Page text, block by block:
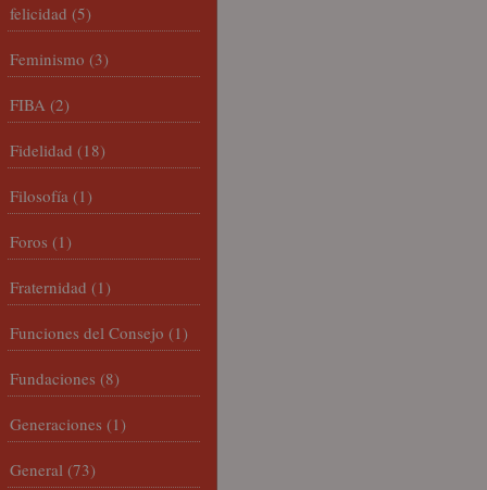
felicidad (5)
Feminismo (3)
FIBA (2)
Fidelidad (18)
Filosofía (1)
Foros (1)
Fraternidad (1)
Funciones del Consejo (1)
Fundaciones (8)
Generaciones (1)
General (73)